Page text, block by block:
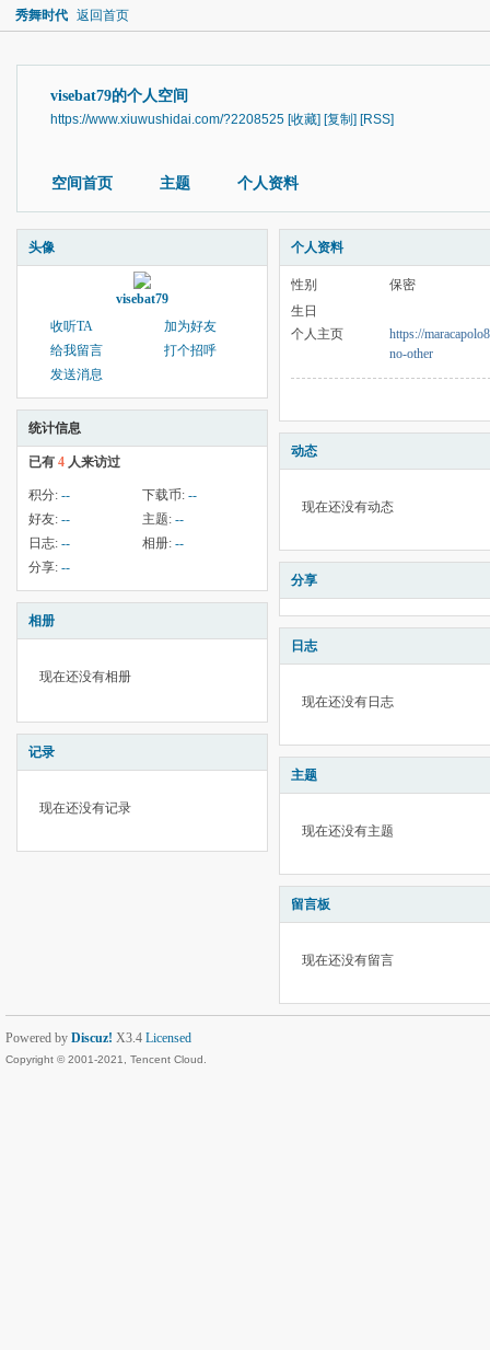
秀舞时代 返回首页
visebat79的个人空间
https://www.xiuwushidai.com/?2208525 [收藏] [复制] [RSS]
空间首页 主题 个人资料
头像
visebat79
收听TA
加为好友
给我留言
打个招呼
发送消息
统计信息
已有 4 人来访过
积分: -- 下载币: --
好友: -- 主题: --
日志: -- 相册: --
分享: --
相册
现在还没有相册
记录
现在还没有记录
个人资料
性别
保密
生日
个人主页
https://
no-other
动态
现在还没有动态
分享
日志
现在还没有日志
主题
现在还没有主题
留言板
现在还没有留言
Powered by Discuz! X3.4 Licensed
Copyright © 2001-2021, Tencent Cloud.